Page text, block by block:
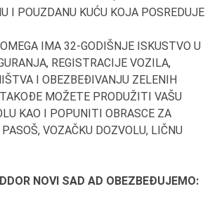
I POUZDANU KUĆU KOJA POSREDUJE
IMA 32-GODIŠNJE ISKUSTVO U
REGISTRACIJE VOZILA,
I OBEZBEĐIVANJU ZELENIH
MOŽETE PRODUŽITI VAŠU
KAO I POPUNITI OBRASCE ZA
VOZAČKU DOZVOLU, LIČNU
NOVI SAD AD OBEZBEĐUJEMO: